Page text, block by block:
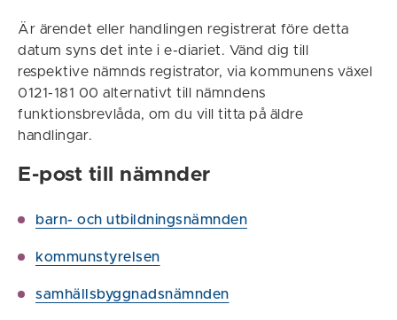
Är ärendet eller handlingen registrerat före detta
datum syns det inte i e-diariet. Vänd dig till
respektive nämnds registrator, via kommunens växel
0121-181 00 alternativt till nämndens
funktionsbrevlåda, om du vill titta på äldre
handlingar.
E-post till nämnder
barn- och utbildningsnämnden
kommunstyrelsen
samhällsbyggnadsnämnden